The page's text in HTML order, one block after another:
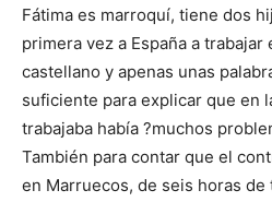
Fátima es marroquí, tiene dos
primera vez a España a trabajar
castellano y apenas unas
suficiente para explicar que en
trabajaba había ?muchos
También para contar que el
en Marruecos, de seis horas